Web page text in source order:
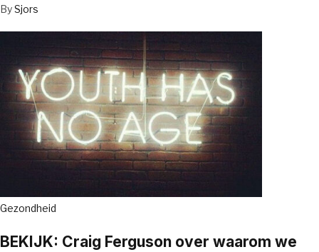
BySjors
Gezondheid
BEKIJK: Craig Ferguson over waarom we